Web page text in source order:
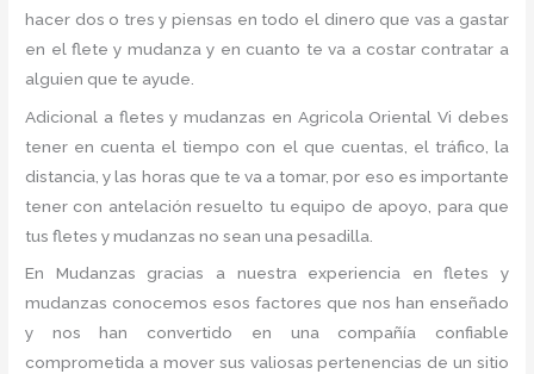
hacer dos o tres y piensas en todo el dinero que vas a gastar
en el flete y mudanza y en cuanto te va a costar contratar a
alguien que te ayude.
Adicional a fletes y mudanzas en Agricola Oriental Vi debes
tener en cuenta el tiempo con el que cuentas, el tráfico, la
distancia, y las horas que te va a tomar, por eso es importante
tener con antelación resuelto tu equipo de apoyo, para que
tus fletes y mudanzas no sean una pesadilla.
En Mudanzas gracias a nuestra experiencia en fletes y
mudanzas conocemos esos factores que nos han enseñado
y nos han convertido en una compañía confiable
comprometida a mover sus valiosas pertenencias de un sitio